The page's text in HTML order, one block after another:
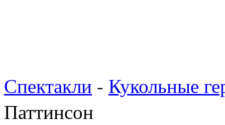
Спектакли - Кукольные
Паттинсон